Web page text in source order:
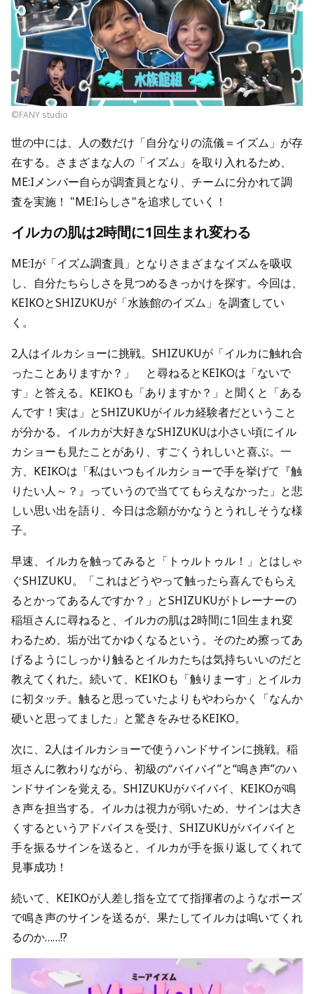
©FANY studio
世の中には、人の数だけ「自分なりの流儀＝イズム」が存
在する。さまざまな人の「イズム」を取り入れるため、
ME:Iメンバー自らが調査員となり、チームに分かれて調
査を実施！ "ME:Iらしさ"を追求していく！
イルカの肌は2時間に1回生まれ変わる
ME:Iが「イズム調査員」となりさまざまなイズムを吸収
し、自分たちらしさを見つめるきっかけを探す。今回は、
KEIKOとSHIZUKUが「水族館のイズム」を調査してい
く。
2人はイルカショーに挑戦。SHIZUKUが「イルカに触れ合
ったことありますか？」 と尋ねるとKEIKOは「ないで
す」と答える。KEIKOも「ありますか？」と聞くと「ある
んです！実は」とSHIZUKUがイルカ経験者だということ
が分かる。イルカが大好きなSHIZUKUは小さい頃にイル
カショーも見たことがあり、すごくうれしいと喜ぶ。一
方、KEIKOは「私はいつもイルカショーで手を挙げて『触
りたい人～？』っていうので当ててもらえなかった」と悲
しい思い出を語り、今日は念願がかなうとうれしそうな様
子。
早速、イルカを触ってみると「トゥルトゥル！」とはしゃ
ぐSHIZUKU。「これはどうやって触ったら喜んでもらえ
るとかってあるんですか？」とSHIZUKUがトレーナーの
稲垣さんに尋ねると、イルカの肌は2時間に1回生まれ変
わるため、垢が出てかゆくなるという。そのため擦ってあ
げるようにしっかり触るとイルカたちは気持ちいいのだと
教えてくれた。続いて、KEIKOも「触りまーす」とイルカ
に初タッチ。触ると思っていたよりもやわらかく「なんか
硬いと思ってました」と驚きをみせるKEIKO。
次に、2人はイルカショーで使うハンドサインに挑戦。稲
垣さんに教わりながら、初級の“バイバイ”と“鳴き声”のハ
ンドサインを覚える。SHIZUKUがバイバイ、KEIKOが鳴
き声を担当する。イルカは視力が弱いため、サインは大き
くするというアドバイスを受け、SHIZUKUがバイバイと
手を振るサインを送ると、イルカが手を振り返してくれて
見事成功！
続いて、KEIKOが人差し指を立てて指揮者のようなポーズ
で鳴き声のサインを送るが、果たしてイルカは鳴いてくれ
るのか……!?